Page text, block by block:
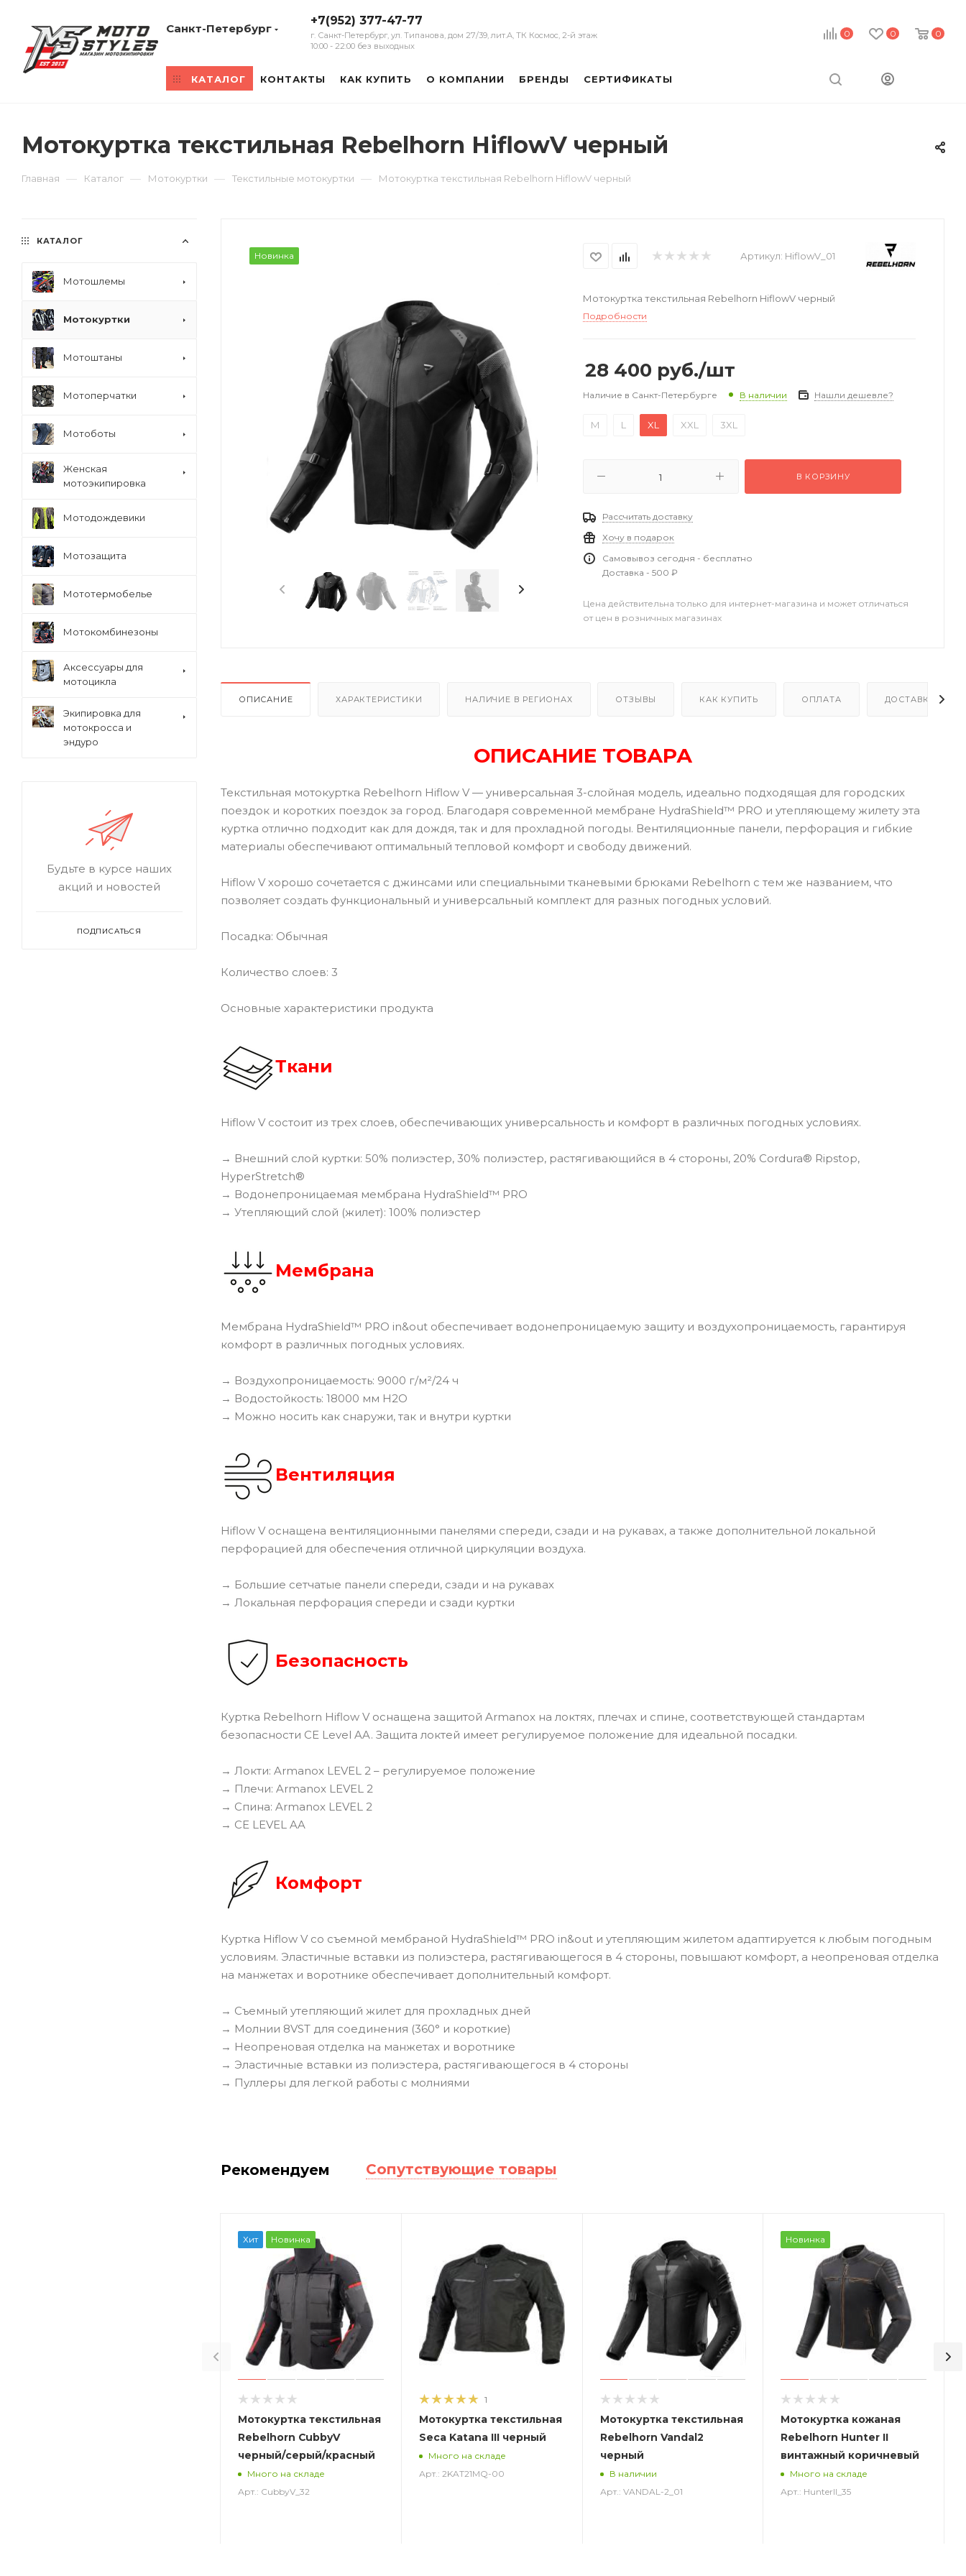
0 0 0
Санкт-Петербург
+7(952) 377-47-77
г. Санкт-Петербург, ул. Типанова, дом 27/39, лит.А, ТК Космос, 2-й этаж
10:00 - 22:00 без выходных
КАТАЛОГ КОНТАКТЫ КАК КУПИТЬ О КОМПАНИИ БРЕНДЫ СЕРТИФИКАТЫ
Мотокуртка текстильная Rebelhorn HiflowV черный
Главная — Каталог — Мотокуртки — Текстильные мотокуртки — Мотокуртка текстильная Rebelhorn HiflowV черный
Новинка Артикул: HiflowV_01
Мотокуртка текстильная Rebelhorn HiflowV черный
Подробности
28 400 руб./шт
Наличие в Санкт-Петербурге В наличии Нашли дешевле?
M L XL XXL 3XL
В КОРЗИНУ
Рассчитать доставку
Хочу в подарок
Самовывоз сегодня - бесплатно
Доставка - 500 ₽
Цена действительна только для интернет-магазина и может отличаться
от цен в розничных магазинах
ОПИСАНИЕ ХАРАКТЕРИСТИКИ НАЛИЧИЕ В РЕГИОНАХ ОТЗЫВЫ КАК КУПИТЬ ОПЛАТА ДОСТАВКА
ОПИСАНИЕ ТОВАРА
Текстильная мотокуртка Rebelhorn Hiflow V — универсальная 3-слойная модель, идеально подходящая для городских
поездок и коротких поездок за город. Благодаря современной мембране HydraShield™ PRO и утепляющему жилету эта
куртка отлично подходит как для дождя, так и для прохладной погоды. Вентиляционные панели, перфорация и гибкие
материалы обеспечивают оптимальный тепловой комфорт и свободу движений.
Hiflow V хорошо сочетается с джинсами или специальными тканевыми брюками Rebelhorn с тем же названием, что
позволяет создать функциональный и универсальный комплект для разных погодных условий.
Посадка: Обычная
Количество слоев: 3
Основные характеристики продукта
Ткани
Hiflow V состоит из трех слоев, обеспечивающих универсальность и комфорт в различных погодных условиях.
→ Внешний слой куртки: 50% полиэстер, 30% полиэстер, растягивающийся в 4 стороны, 20% Cordura® Ripstop,
HyperStretch®
→ Водонепроницаемая мембрана HydraShield™ PRO
→ Утепляющий слой (жилет): 100% полиэстер
Мембрана
Мембрана HydraShield™ PRO in&out обеспечивает водонепроницаемую защиту и воздухопроницаемость, гарантируя
комфорт в различных погодных условиях.
→ Воздухопроницаемость: 9000 г/м²/24 ч
→ Водостойкость: 18000 мм H2O
→ Можно носить как снаружи, так и внутри куртки
Вентиляция
Hiflow V оснащена вентиляционными панелями спереди, сзади и на рукавах, а также дополнительной локальной
перфорацией для обеспечения отличной циркуляции воздуха.
→ Большие сетчатые панели спереди, сзади и на рукавах
→ Локальная перфорация спереди и сзади куртки
Безопасность
Куртка Rebelhorn Hiflow V оснащена защитой Armanox на локтях, плечах и спине, соответствующей стандартам
безопасности CE Level AA. Защита локтей имеет регулируемое положение для идеальной посадки.
→ Локти: Armanox LEVEL 2 – регулируемое положение
→ Плечи: Armanox LEVEL 2
→ Спина: Armanox LEVEL 2
→ CE LEVEL AA
Комфорт
Куртка Hiflow V со съемной мембраной HydraShield™ PRO in&out и утепляющим жилетом адаптируется к любым погодным
условиям. Эластичные вставки из полиэстера, растягивающегося в 4 стороны, повышают комфорт, а неопреновая отделка
на манжетах и ​​воротнике обеспечивает дополнительный комфорт.
→ Съемный утепляющий жилет для прохладных дней
→ Молнии 8VST для соединения (360° и короткие)
→ Неопреновая отделка на манжетах и ​​воротнике
→ Эластичные вставки из полиэстера, растягивающегося в 4 стороны
→ Пуллеры для легкой работы с молниями
Рекомендуем Сопутствующие товары
Хит Новинка
Мотокуртка текстильная
Rebelhorn CubbyV
черный/серый/красный
Много на складе
Арт.: CubbyV_32
1
Мотокуртка текстильная
Seca Katana III черный
Много на складе
Арт.: 2KAT21MQ-00
Мотокуртка текстильная
Rebelhorn Vandal2
черный
В наличии
Арт.: VANDAL-2_01
Новинка
Мотокуртка кожаная
Rebelhorn Hunter II
винтажный коричневый
Много на складе
Арт.: HunterII_35
КАТАЛОГ
Мотошлемы
Мотокуртки
Мотоштаны
Мотоперчатки
Мотоботы
Женская
мотоэкипировка
Мотодождевики
Мотозащита
Мототермобелье
Мотокомбинезоны
Аксессуары для
мотоцикла
Экипировка для
мотокросса и
эндуро
Будьте в курсе наших
акций и новостей
ПОДПИСАТЬСЯ